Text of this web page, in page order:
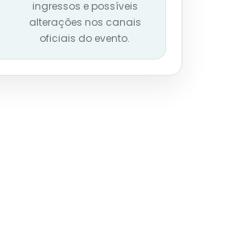
ingressos e possíveis
alterações nos canais
oficiais do evento.